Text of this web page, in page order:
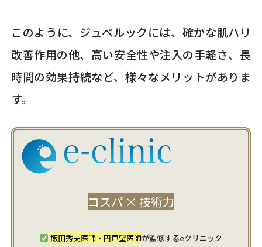
このように、ジュベルックには、確かな肌ハリ
改善作用の他、高い安全性や注入の手軽さ、長
時間の効果持続など、様々なメリットがありま
す。
コスパ × 技術力
飯田秀夫医師・円戸望医師が監修するeクリニック